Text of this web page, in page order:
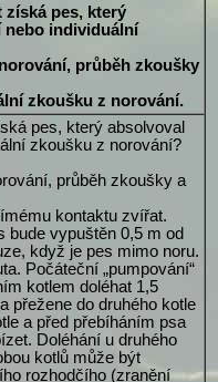
získá pes, který
nebo individuální
průběh zkoušky
zkoušku z norování.
pes, který absolvoval
zkoušku z norování?
průběh zkoušky a
kontaktu zvířat.
vypuštěn 0,5 m od
když je pes mimo noru.
Počáteční „pumpování“
kotlem doléhat 1,5
přežene do druhého kotle
a před přebíháním psa
Doléhání u druhého
kotlů může být
rozhodčího (zranění